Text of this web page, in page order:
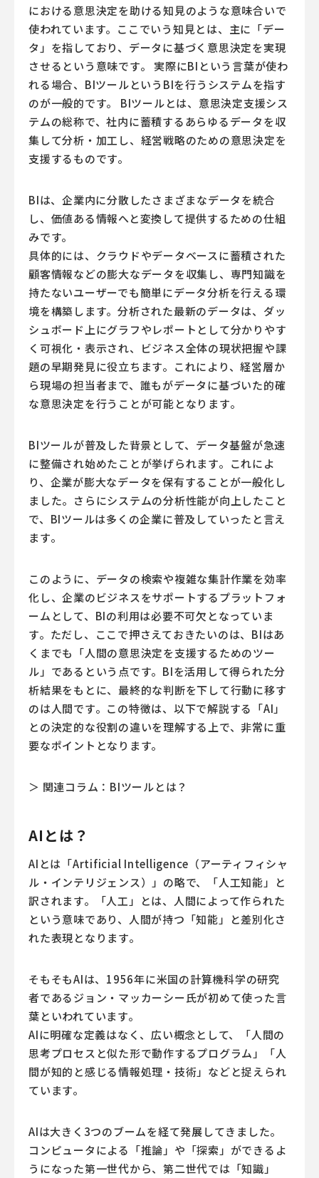
における意思決定を助ける知見のような意味合いで
使われています。ここでいう知見とは、主に「デー
タ」を指しており、データに基づく意思決定を実現
させるという意味です。 実際にBIという言葉が使わ
れる場合、BIツールというBIを行うシステムを指す
のが一般的です。 BIツールとは、意思決定支援シス
テムの総称で、社内に蓄積するあらゆるデータを収
集して分析・加工し、経営戦略のための意思決定を
支援するものです。
BIは、企業内に分散したさまざまなデータを統合
し、価値ある情報へと変換して提供するための仕組
みです。
具体的には、クラウドやデータベースに蓄積された
顧客情報などの膨大なデータを収集し、専門知識を
持たないユーザーでも簡単にデータ分析を行える環
境を構築します。分析された最新のデータは、ダッ
シュボード上にグラフやレポートとして分かりやす
く可視化・表示され、ビジネス全体の現状把握や課
題の早期発見に役立ちます。これにより、経営層か
ら現場の担当者まで、誰もがデータに基づいた的確
な意思決定を行うことが可能となります。
BIツールが普及した背景として、データ基盤が急速
に整備され始めたことが挙げられます。これによ
り、企業が膨大なデータを保有することが一般化し
ました。さらにシステムの分析性能が向上したこと
で、BIツールは多くの企業に普及していったと言え
ます。
このように、データの検索や複雑な集計作業を効率
化し、企業のビジネスをサポートするプラットフォ
ームとして、BIの利用は必要不可欠となっていま
す。ただし、ここで押さえておきたいのは、BIはあ
くまでも「人間の意思決定を支援するためのツー
ル」であるという点です。BIを活用して得られた分
析結果をもとに、最終的な判断を下して行動に移す
のは人間です。この特徴は、以下で解説する「AI」
との決定的な役割の違いを理解する上で、非常に重
要なポイントとなります。
＞ 関連コラム：BIツールとは？
AIとは？
AIとは「Artificial Intelligence（アーティフィシャ
ル・インテリジェンス）」の略で、「人工知能」と
訳されます。「人工」とは、人間によって作られた
という意味であり、人間が持つ「知能」と差別化さ
れた表現となります。
そもそもAIは、1956年に米国の計算機科学の研究
者であるジョン・マッカーシー氏が初めて使った言
葉といわれています。
AIに明確な定義はなく、広い概念として、「人間の
思考プロセスと似た形で動作するプログラム」「人
間が知的と感じる情報処理・技術」などと捉えられ
ています。
AIは大きく3つのブームを経て発展してきました。
コンピュータによる「推論」や「探索」ができるよ
うになった第一世代から、第二世代では「知識」